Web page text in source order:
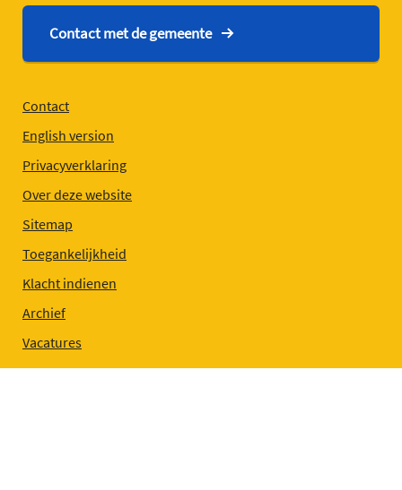
Contact met de gemeente
Contact
English version
Privacyverklaring
Over deze website
Sitemap
Toegankelijkheid
Klacht indienen
Archief
Vacatures